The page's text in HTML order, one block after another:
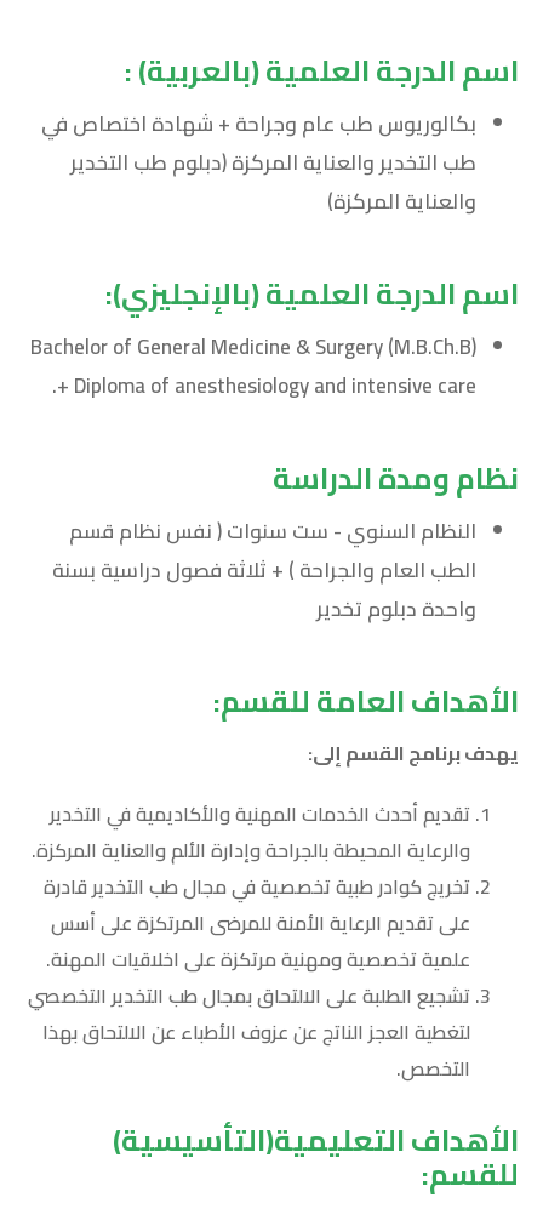
اسم الدرجة العلمية (بالعربية) :
بكالوريوس طب عام وجراحة + شهادة اختصاص في
طب التخدير والعناية المركزة (دبلوم طب التخدير
والعناية المركزة)
اسم الدرجة العلمية (بالإنجليزي):
Bachelor of General Medicine & Surgery (M.B.Ch.B)
+ Diploma of anesthesiology and intensive care.
نظام ومدة الدراسة
النظام السنوي - ست سنوات ( نفس نظام قسم
الطب العام والجراحة ) + ثلاثة فصول دراسية بسنة
واحدة دبلوم تخدير
الأهداف العامة للقسم:
يهدف برنامج القسم إلى:
تقديم أحدث الخدمات المهنية والأكاديمية في التخدير
والرعاية المحيطة بالجراحة وإدارة الألم والعناية المركزة.
تخريج كوادر طبية تخصصية في مجال طب التخدير قادرة
على تقديم الرعاية الأمنة للمرضى المرتكزة على أسس
علمية تخصصية ومهنية مرتكزة على اخلاقيات المهنة.
تشجيع الطلبة على الالتحاق بمجال طب التخدير التخصصي
لتغطية العجز الناتج عن عزوف الأطباء عن الالتحاق بهذا
التخصص.
الأهداف التعليمية(التأسيسية)
للقسم: